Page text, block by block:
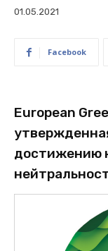
01.05.2021
Facebook
European
достижению